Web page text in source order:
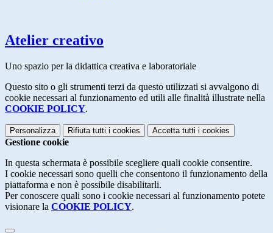
Atelier creativo
Uno spazio per la didattica creativa e laboratoriale
Questo sito o gli strumenti terzi da questo utilizzati si avvalgono di
cookie necessari al funzionamento ed utili alle finalità illustrate nella
COOKIE POLICY.
Personalizza Rifiuta tutti i cookies Accetta tutti i cookies
Gestione cookie
In questa schermata è possibile scegliere quali cookie consentire.
I cookie necessari sono quelli che consentono il funzionamento della
piattaforma e non è possibile disabilitarli.
Per conoscere quali sono i cookie necessari al funzionamento potete
visionare la COOKIE POLICY.